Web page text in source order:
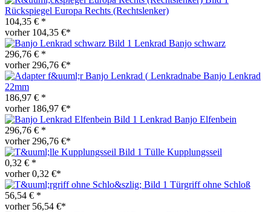
Rückspiegel Europa Rechts (Rechtslenker)
104,35 € *
vorher 104,35 €*
Lenkrad Banjo schwarz
296,76 € *
vorher 296,76 €*
Lenkradnabe Banjo Lenkrad
22mm
186,97 € *
vorher 186,97 €*
Lenkrad Banjo Elfenbein
296,76 € *
vorher 296,76 €*
Tülle Kupplungsseil
0,32 € *
vorher 0,32 €*
Türgriff ohne Schloß
56,54 € *
vorher 56,54 €*